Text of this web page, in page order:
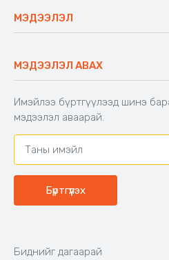
Блог
Сүүдрэвч
Аяны ширээ
Аяны түшлэгтэй сандал
МЭДЭЭЛЭЛ
Буцаалтын журам
Захиалга шалгах
Хамтран ажиллах
Холбоо барих
МЭДЭЭЛЭЛ АВАХ
Имэйлээ бүртгүүлээд шинэ
мэдээлэл аваарай.
Бүртгүүлэх
Биднийг дагаарай